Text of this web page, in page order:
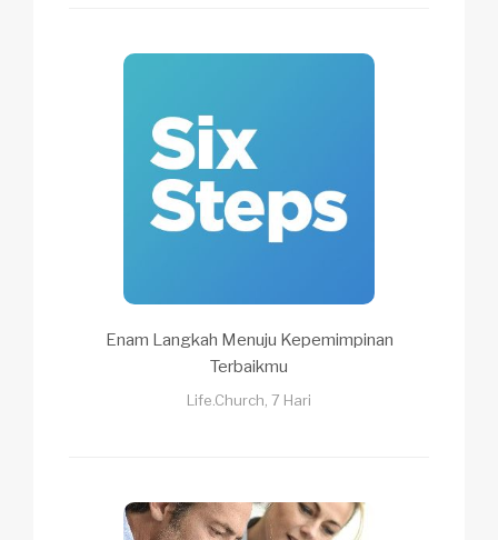
Enam Langkah Menuju Kepemimpinan
Terbaikmu
Life.Church, 7 Hari